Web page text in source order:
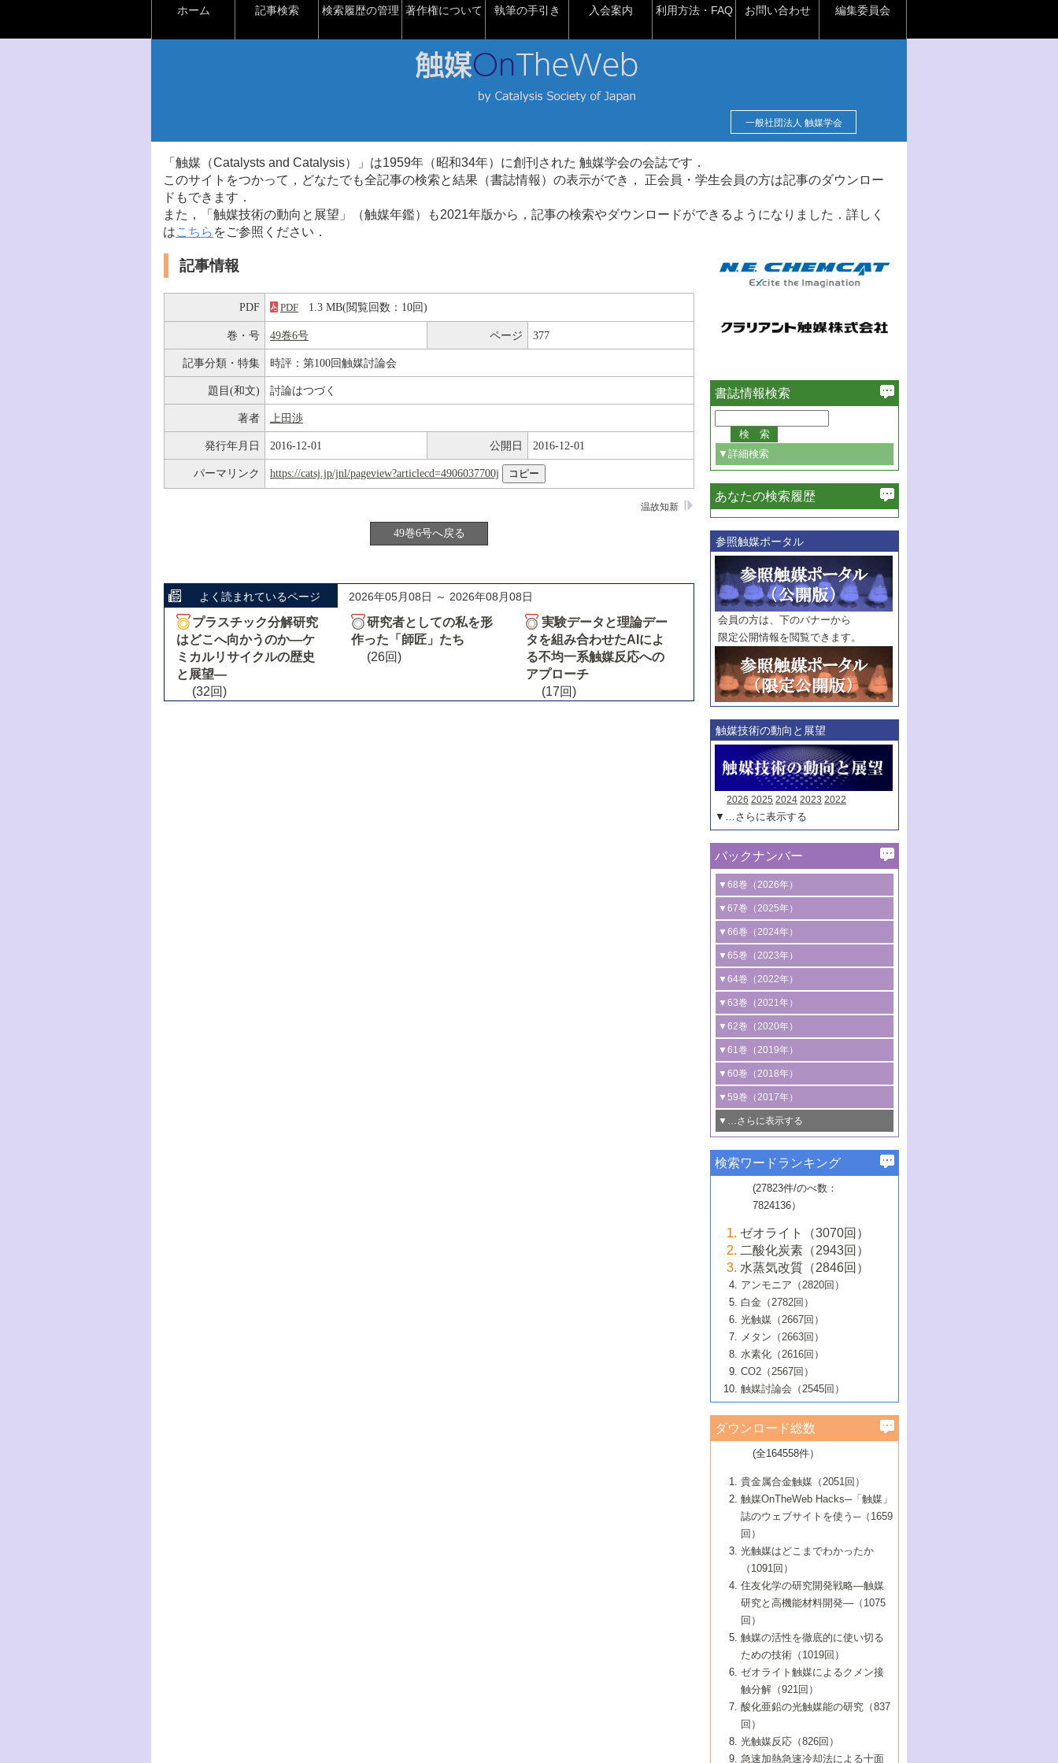
ホーム 記事検索 検索履歴の管理 著作権について 執筆の手引き 入会案内 利用方法・FAQ お問い合わせ 編集委員会
一般社団法人 触媒学会
「触媒（Catalysts and Catalysis）」は1959年（昭和34年）に創刊された 触媒学会の会誌です．
このサイトをつかって，どなたでも全記事の検索と結果（書誌情報）の表示ができ， 正会員・学生会員の方は記事のダウンロー
ドもできます．
また，「触媒技術の動向と展望」（触媒年鑑）も2021年版から，記事の検索やダウンロードができるようになりました．詳しく
はこちら をご参照ください．
記事情報
PDF PDF 1.3 MB(閲覧回数：10回)
巻・号 49巻6号 ページ 377
記事分類・特集 時評：第100回触媒討論会
題目(和文) 討論はつづく
著者 上田渉
発行年月日 2016-12-01 公開日 2016-12-01
パーマリンク https://catsj.jp/jnl/pageview?articlecd=4906037700j
温故知新
49巻6号へ戻る
よく読まれているページ 2026年05月08日 ～ 2026年08月08日
プラスチック分解研究
はどこへ向かうのか―ケ
ミカルリサイクルの歴史
と展望―
(32回)
研究者としての私を形
作った「師匠」たち
(26回)
実験データと理論デー
タを組み合わせたAIによ
る不均一系触媒反応への
アプローチ
(17回)
書誌情報検索
▼詳細検索
必ず含む
巻・号指定
巻
号
範囲指定
巻
号～
巻
号
触媒年鑑
年度
記事種別
マーク：
マークあり
あなたの検索履歴
参照触媒ポータル
会員の方は、下のバナーから
限定公開情報を閲覧できます。
触媒技術の動向と展望
2026 2025 2024 2023 2022
▼…さらに表示する
バックナンバー
▼68巻（2026年）
1号 過酸化水素合成に関する研究動向
2号 コンピューター技術により加速する
触媒開発
3号 有機分子変換やCO 資源化のための
光触媒に関する最近の研究
B号 第137回触媒討論会（2026年）
▼67巻（2025年）
1号 CO
水素化によるグリーン燃料/グリ
ーンケミカル製造
2号 水素製造のための水分解技術に関す
る最近の研究
3号 オレフィン系樹脂の精密合成に関す
る最新技術
4号 アルコール類の効率的変換を実現す
る非貴金属触媒の研究動向
5号 ゼオライトの合成と応用における研
究動向
6号 ヘテロ接合界面
B号 第135回触媒討論会（2025年）
▼66巻（2024年）
1号 低次元ナノ構造を有する触媒材料
2号 規制反応場を活用した固体触媒研究
の新展開
3号 未踏分子変換を目指した酸化触媒プ
ロセスの最前線
4号 シンクロトロン放射光および中性子
線を利用した触媒解析技術の最先端
5号 単原子触媒
6号 参照触媒委員会からのお知らせ
B号 第133回触媒討論会（2023年）
▼65巻（2023年）
1号 炭素が関わる触媒機能
2号 プラスチックケミカルリサイクルの
ための触媒技術
3号 非酸化物系金属化合物を基盤とした
触媒材料の開発
4号 格子酸素・格子酸素欠陥を利用した
触媒反応
5号 生体触媒によるエネルギー変換反応
6号 窒素とリンの循環のための触媒・機
能性材料
▼64巻（2022年）
1号 合成ガス製造とCOを用いるケミカル
ズ合成の最新動向
2号 化学品合成のための合金触媒開発
3号 CO の排出削減および有効活用のた
めの触媒技術
4号 若手による情報発信企画～とびたて
若き触媒の研究者たち～（1）
若き触媒の研究者たち～（2）
6号 石油のノーブル・ユースを志向した
触媒技術
大学：オンライン・対面開催）
▼63巻（2021年）
1号 金触媒の新展開
2号 ペロブスカイト
3号 特殊反応場を利用した触媒的分子変
換反応
4号 多孔質材料を用いた触媒の新展開
5号 情報学的手法を用いた触媒開発
6号 カーボンニュートラルに向けた電解
技術
B号 第127回触媒討論会（2021年・オン
ライン開催(Zoom)のみ）
▼62巻（2020年）
1号 触媒設計を拓く欠陥構造のキャラク
タリゼーション
2号 機能化学品製造に資するクリーンな
触媒的酸化反応
3号 水処理のための触媒化学
4号 光触媒を用いた水分解の最新の研究
動向
5号 次世代の触媒プロセスを支えるマイ
6号 メタン転換技術の最新動向
B号 第125回触媒討論会（2020年・工学
院大学）
▼61巻（2019年）
1号 物質移動制御に着目した触媒プロセ
ス開発
2号 CO2 フリー水素サプライチェーンに
関わる触媒開発動向
3号 精密高分子合成に関する最近の研究
動向
4号 バイオマス化成品製造のための触媒
5号 固体触媒による含窒素有機化合物変
換の最前線
6号 貴金属使用量低減に向けた自動車排
ガス浄化触媒の開発
B号 第123回触媒討論会（2019年・大阪
▼60巻（2018年）
1号 固体酸触媒の最新の研究動向
2号 二酸化炭素からの有用化学品合成
3号 ナノ粒子・クラスター触媒の最前線
4号 60周年記念企画
5号 進化するゼオライト合成技術
6号 非貴金属系触媒における電気化学的
B号 第121回触媒討論会（2018年・東京
大学）
▼59巻（2017年）
1号 いたるところに，触媒
最先端技術
3号 無機分離膜材料の開発と触媒反応プ
ロセスへの適用
5号 水素のふるまいを解き明かす最先端
研究
6号 低級アルカンの有効利用のための触
媒技術
B号 第119回触媒討論会（2017年・首都
大学東京）
▼…さらに表示する
1号 ユニークな構造の高分子を生み出す触
2号 リグニンからの化成品製造に向けた触
媒技術
3号 触媒研究の最先端～とびたて若き研究
者たち～（1）
4号 触媒研究の最先端～とびたて若き研究
者たち～（2）
5号 触媒研究の最先端～とびたて若き研究
者たち～（3）
6号 イオニクス材料と燃料電池・電解合成
の最新の研究動向
B号 第117回触媒討論会（2016年・大阪府
立大学）
▼57巻（2015年）
1号 水素キャリアにかかわる触媒技術の新
2号 石油精製用触媒の最近の進展
3号 固体酸化物形燃料電池（SOFC）におけ
るアノード触媒上での燃料直接改質技術
4号 コアシェル構造の制御による触媒機能
5号 工業触媒およびその周辺技術の最近の
進歩
6号 ナノシート
B号 第115回触媒討論会（2015年・成蹊大
▼56巻（2014年）
2号 光触媒反応機構に関する最新の研究動
向
開発動向
4号 人工光合成に向けた近年のアプローチ
5号 未利用熱エネルギーの有効活用に貢献
する触媒技術
6号 ポリオキソメタレート
B号 第113回触媒討論会（2014年・ロワジ
ールホテル豊橋）
1号 高耐久性燃料電池システム用触媒にお
ける新展開
2号 リビングラジカル重合の最近の動向
3号 天然ガスの化学工業的展開に関する触
媒技術
4号 貴金属触媒の精密構造制御とその活用
5号 バイオマス化成品製造のための固体触
6号 ナノ空間─吸着状態解析から新機能開拓
B号 第111回触媒討論会（2013年・関西大
▼54巻（2012年）
1号 規則性多孔体の利用技術における最近
の進歩
2号 第109回触媒討論会
3号 貴金属低減技術の最新動向
4号 貴金属代替技術の最新動向
5号 光触媒による物質変換反応の新展開
6号 グラフェン
7号 水素を利用する化成品合成の新潮流
▼53巻（2011年）
1号 金属学から見る合金触媒の新展開
2号 第107回触媒討論会
3号 触媒のその場観察法の進歩（１）
4号 触媒のその場観察法の進歩（２）
5号 不活性結合の触媒的活性化による有機
合成
6号 新しい固体酸触媒技術
7号 ゼオライト合成における最近の進歩
▼52巻（2010年）
1号 触媒の劣化対策と長寿命触媒開発
2号 第105回触媒討論会
3号 ナノ構造が拓く新機能
4号 活性サイトおよびその環境の精密な設
計による触媒の高機能化
5号 触媒を有効に使うための技術
7号 有機分子触媒による精密有機合成
8号 高機能化ポリオレフィンに向けた重合
触媒の最近の進展
1号 炭素材料－熱い注目を集める材料－
2号 第103回触媒討論会
3号 環境浄化用光触媒の現状と課題
4号 水素社会の実現に向けた水素製造・貯
蔵技術の進歩
5号 CO2が関わる触媒・材料
7号 持続可能社会実現のための触媒および
触媒関連技術
▼50巻（2008年）
1号 触媒化学と学会のこの10年，半世紀，
そして未来
2号 第101回触媒討論会
4号 錯体を利用したユニークな表面構造の
構築と機能
5号 若手会員による触媒研究の未来展望1：
企業編
6号 第102回触媒討論会
7号 触媒・化学反応における計算化学の進
8号 若手研究者による触媒研究の未来展望
2：大学・研究所編
▼49巻（2007年）
1号 含フッ素化合物の合成と触媒
2号 第99回触媒討論会
3号 実用的ファインケミカル合成プロセス
を実現する触媒
5号 こんな物質，あんな物質―新たな触媒
の可能性―
7号 『結晶の化学』を活かした触媒研究
8号 イオン液体の応用
▼48巻（2006年）
1号 固体酸触媒の最近の進歩
2号 第97回触媒討論会
3号 リビング重合触媒の最近の展開
5号 水素製造・貯蔵のための触媒技術の新
しい展開
6号 第98回触媒討論会
7号 基礎化学品製造の触媒技術
8号 多機能型リアクター
1号 最近の触媒担体とその効果
2号 第95回触媒討論会
4号 水分解用光触媒材料
5号 時間分解分光の進歩と応用
6号 第96回触媒討論会
8号 超臨界流体を用いた化学プロセスの新
▼46巻（2004年）
1号 部分酸化反応触媒の最前線
2号 第93回触媒討論会
3号 特殊エネルギー場の触媒反応
4号 生体内における金属の触媒作用
5号 ファインケミカルズの展開に寄与する
6号 第94回触媒討論会
7号 サブナノレベルでみた新しい表面現象
8号 オレフィン重合触媒の新たな展
▼45巻（2003年）
1号 なぜこの触媒が良いのか？
2号 第91回触媒討論会
3号 最近の自動車排ガス処理技術
4号 触媒研究の現状と将来─第90回触媒討論
5号 基礎化学品製造の触媒技術
6号 第92回触媒討論会
7号 基礎化学品製造の触媒技術
8号 資源の循環と触媒技術
▼44巻（2002年）
1号 高次制御された触媒の化学
2号 第89回触媒討論会
3号 触媒を利用した電気化学の新展開
4号 ナノ材料の調製と機能化
5号 こんな触媒が欲しい
6号 第90回触媒討論会
7号 触媒研究と学術雑誌/情報
8号 若い世代からみた触媒化学の現状と未
▼43巻（2001年）
1号 グリーンケミストリーと触媒
2号 第87回触媒討論会特集号
3号 生体触媒とバイオプロセス
4号 水素製造・利用の触媒化学
5号 触媒研究における新しい切り口：コン
ビナトリアルケミストリー
6号 第88回触媒討論会特集号
7号 企業における触媒研究のブレークスル
8号 この材料を触媒として使ってみません
▼42巻（2000年）
1号 触媒反応工学の明日を拓く
2号 第85回触媒討論会
3号 反応ダイナミクス
5号 触媒のおもしろさをどのように伝える
6号 第86回触媒討論会
7号 水素化精製触媒の新しい展開
8号 新しい反応性と機能性を目指した金属
クラスタ-化学
▼41巻（1999年）
1号 孔、穴、あな?-特異な空間とその利用-
2号 第83回触媒討論会
3号 均一系触媒反応最前線
4号 実用炭素材料の新展開
5号 研究の方法論を考える
7号 機能性金属材料と触媒
8号 触媒研究へのNMRの応用と展望
▼40巻（1998年）
進展と21世紀への提言/創立40周年記念・触
媒学会この10年の歩みとこれから/創立40周
2号 第81回触媒討論会
3号 計算機触媒化学へのさそい
4号 触媒劣化の制御と予測
5号 最新の実用プロセスと触媒
6号 第82回触媒討論会
1号 均一系と不均一系触媒反応-その特徴と
接点
2号 第79回触媒討論会
3号 最新NO除去触媒の実用化研究
4号 新しい反応場を目指した触媒調製
5号 反応・分離技術の新しい展開
6号 第80回触媒討論会
▼38巻（1996年）
1号 触媒の構造と触媒作用/C1化学を中心と
する21世紀への触媒
3号 オリンピックメダル:金・銀・銅はどん
な触媒作用を示すか
4号 触媒作用における機能の複合化
▼37巻（1995年）
1号 ファインケミカルズと固体触媒
2号 第75回触媒討論会
3号 希土類を利用した触媒
4号 触媒とリサイクル
5号 エネルギー変換触媒
▼36巻（1994年）
1号 電気化学と触媒
2号 第73回触媒討論会
3号 C4化学の展開
4号 《通常号》
▼35巻（1993年）
1号 工業触媒開発マニュアル―探索から工
業化まで
2号 第71回触媒討論会
▼34巻（1992年）
1号 インパクトを与えたこの研究
2号 第69回触媒討論会
▼33巻（1991年）
1号 触媒プロセス開発マニュアル―探索か
▼32巻（1990年）
検索ワードランキング
(27823件/のべ数：
7824136）
ゼオライト（3070回）
二酸化炭素（2943回）
水蒸気改質（2846回）
アンモニア（2820回）
白金（2782回）
光触媒（2667回）
メタン（2663回）
水素化（2616回）
CO2（2567回）
触媒討論会（2545回）
ダウンロード総数
(全164558件）
貴金属合金触媒（2051回）
触媒OnTheWeb Hacks─「触媒」
誌のウェブサイトを使う─（1659
回）
光触媒はどこまでわかったか
（1091回）
住友化学の研究開発戦略―触媒
研究と高機能材料開発―（1075
回）
触媒の活性を徹底的に使い切る
ための技術（1019回）
ゼオライト触媒によるクメン接
触分解（921回）
酸化亜鉛の光触媒能の研究（837
回）
光触媒反応（826回）
急速加熱急速冷却法による十面